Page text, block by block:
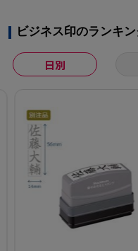
ビジネス印のランキ
日別